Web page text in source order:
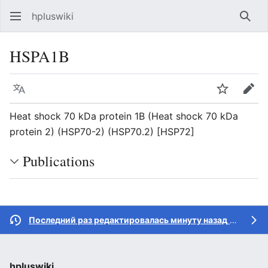
hpluswiki
HSPA1B
Язык Следить
Heat shock 70 kDa protein 1B (Heat shock 70 kDa
protein 2) (HSP70-2) (HSP70.2) [HSP72]
Publications
Последний раз редактировалась минуту назад